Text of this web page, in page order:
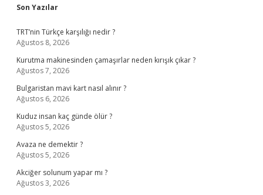
Sidebar
Son Yazılar
TRT’nin Türkçe karşılığı nedir ?
Ağustos 8, 2026
Kurutma makinesinden çamaşırlar neden kırışık çıkar ?
Ağustos 7, 2026
Bulgaristan mavi kart nasıl alınır ?
Ağustos 6, 2026
Kuduz insan kaç günde ölür ?
Ağustos 5, 2026
Avaza ne demektir ?
Ağustos 5, 2026
Akciğer solunum yapar mı ?
Ağustos 3, 2026